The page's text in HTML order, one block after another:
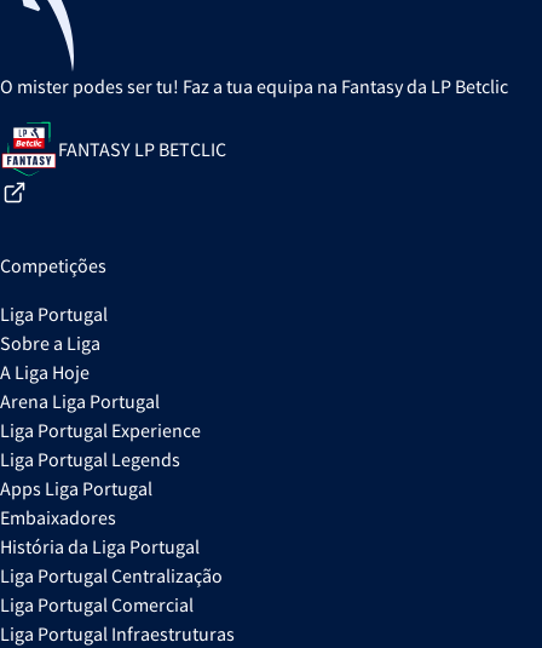
O mister podes ser tu! Faz a tua equipa na Fantasy da LP Betclic
FANTASY LP BETCLIC
Competições
Liga Portugal
Sobre a Liga
A Liga Hoje
Arena Liga Portugal
Liga Portugal Experience
Liga Portugal Legends
Apps Liga Portugal
Embaixadores
História da Liga Portugal
Liga Portugal Centralização
Liga Portugal Comercial
Liga Portugal Infraestruturas